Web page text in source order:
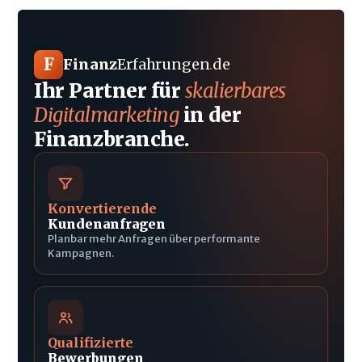
F FinanzErfahrungen.de
Ihr Partner fürskalierbares
Digitalmarketingin der
Finanzbranche.
Konvertierende
Kundenanfragen
Planbar mehr Anfragen über performante
Kampagnen.
Qualifizierte
Bewerbungen